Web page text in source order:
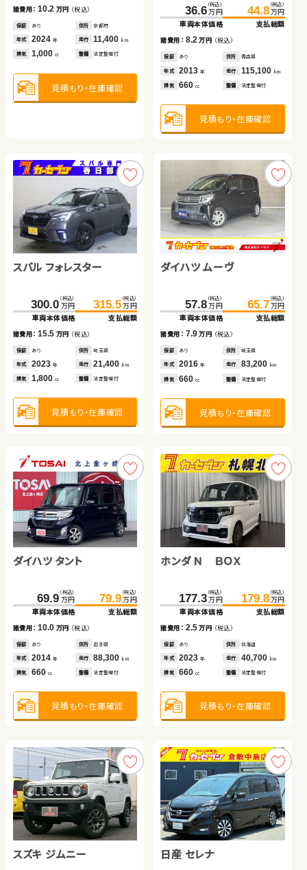
諸費用：10.2 万円 （税込）
保証 あり 住所 京都府
年式 2024 年 走行 11,400 km
排気 1,000 cc 整備 法定整備付
見積もり・在庫確認
36.6 （税込）
万円
車両本体価格
44.8 （税込）
万円
支払総額
諸費用： 8.2万円 （税込）
保証 あり 住所 青森県
年式 2013年 走行 115,100 km
排気 660cc 整備 法定整備付
見積もり・在庫確認
スバル フォレスター
300.0 （税込）
万円
車両本体価格
315.5 （税込）
万円
支払総額
諸費用：15.5 万円 （税込）
保証 あり 住所 埼玉県
年式 2023 年 走行 21,400 km
排気 1,800 cc 整備 法定整備付
見積もり・在庫確認
ダイハツ ムーヴ
57.8 （税込）
万円
車両本体価格
65.7 （税込）
万円
支払総額
諸費用： 7.9万円 （税込）
保証 あり 住所 埼玉県
年式 2016年 走行 83,200 km
排気 660cc 整備 法定整備付
見積もり・在庫確認
ダイハツ タント
69.9 （税込）
万円
車両本体価格
79.9 （税込）
万円
支払総額
諸費用：10.0 万円 （税込）
保証 あり 住所 岩手県
年式 2014 年 走行 88,300 km
排気 660 cc 整備 法定整備付
見積もり・在庫確認
ホンダ Ｎ ＢＯＸ
177.3 （税込）
万円
車両本体価格
179.8 （税込）
万円
支払総額
諸費用： 2.5万円 （税込）
保証 あり 住所 北海道
年式 2023年 走行 40,700 km
排気 660cc 整備 法定整備付
見積もり・在庫確認
スズキ ジムニー 日産 セレナ
諸費用：7.3万円（税込）
保証 なし 住所 鳥取県
年式 2017 年 走行 35,500km
排気 660cc 整備 法定整備付
見積もり・在庫確認
諸費用：10.9万円（税込）
あり
年式 2013年 走行
排気 2,000 整備 法定整備付
見積もり・在庫確認
トヨタ アクア
72.7（税込）
万円
諸費用：9.2 万円（税込）
なし 岡山県
年式 2016年 走行
排気 1,500 整備 法定整備付
見積もり・在庫確認
トヨタ プリウス
119.7（税込）
万円
9.6 万円（税込）
なし
年式 2016年 走行
排気 1,800 整備 法定整備付
見積もり・在庫確認
スズキ ワゴンＲ
40.2 （税込）
万円
車両本体価格
49.9 （税込）
万円
支払総額
諸費用：9.7万円（税込）
保証 あり 住所 岩手県
年式 2014 年 走行 83,000 km
排気 660 cc 整備 法定整備付
見積もり・在庫確認
トヨタ ノア
205.3 （税込）
万円
諸費用：14.2万円（税込）
あり
年式 2020年 走行
排気 2,000 整備 法定整備付
見積もり・在庫確認
トヨタ ヴォクシー トヨタ アルファード
諸費用：5.0万円（税込）
保証 なし 住所 徳島県
年式 2013 年 走行 13,500km
排気 660cc 整備 法定整備付
見積もり・在庫確認
諸費用：21.5万円（税込）
あり
年式 2013年 走行
排気 1,500 整備 法定整備付
見積もり・在庫確認
トヨタ ヴォクシー
175.8（税込）
万円
諸費用：6.7 万円（税込）
あり 福島県
年式 2016年 走行
排気 2,000 整備 法定整備付
見積もり・在庫確認
日産 セレナ
59.2 （税込）
万円
車両本体価格
69.8 （税込）
万円
支払総額
諸費用： 10.6万円（税込）
保証 あり 住所 青森県
年式 2015年 走行 114,000km
排気 2,000 整備 法定整備付
見積もり・在庫確認
トヨタ アルファード ハイ
674.2 （税込）
万円
車両本体価格
689.4 （税込）
万円
支払総額
諸費用：15.2 万円 （税込）
保証 あり 住所 岩手県
年式 2025 年 走行 12,600 km
排気 2,500 整備 法定整備付
見積もり・在庫確認
トヨタ ノア
339.8 （税込）
万円
車両本体価格
352.8 （税込）
万円
支払総額
諸費用： 13.0万円（税込）
保証 なし 住所 鳥取県
年式 2023年 走行 33,400 km
排気 2,000 整備 法定整備付
見積もり・在庫確認
ホンダ フィット トヨタ ルーミー
諸費用：15.2 万円 （税込）
保証 あり 住所 愛知県
年式 2019 年 走行 48,400km
排気 1,500 cc 整備 法定整備付
見積もり・在庫確認
諸費用：16.2万円（税込）
あり
年式 2011年 走行
排気 2,400 整備 法定整備付
見積もり・在庫確認